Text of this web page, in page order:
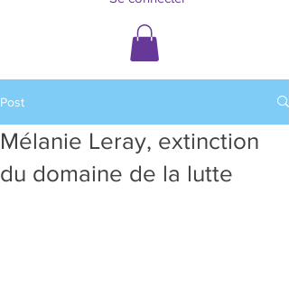
Post
Mélanie Leray, extinction
du domaine de la lutte